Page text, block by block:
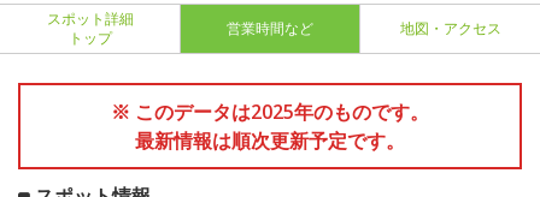
スポット詳細
トップ
営業時間など 地図・アクセス
※ このデータは2025年のものです。
最新情報は順次更新予定です。